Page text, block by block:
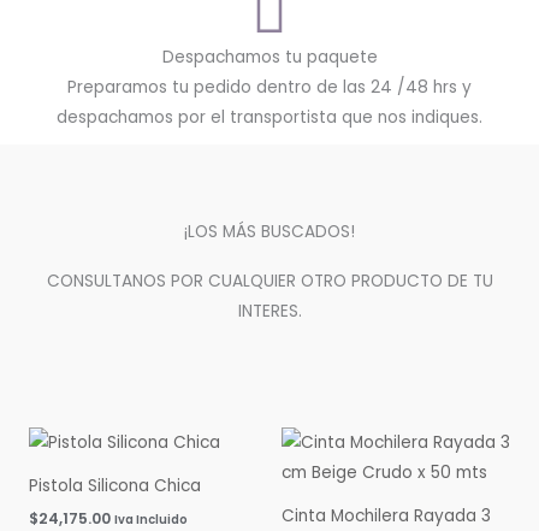
Despachamos tu paquete
Preparamos tu pedido dentro de las 24 /48 hrs y
despachamos por el transportista que nos indiques.
¡LOS MÁS BUSCADOS!
CONSULTANOS POR CUALQUIER OTRO PRODUCTO DE TU
INTERES.
Pistola Silicona Chica
$24,175.00 Iva Incluido
Cinta Mochilera Rayada 3